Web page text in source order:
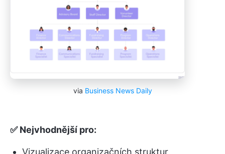
via Business News Daily
✅ Nejvhodnější pro:
Vizualizace organizačních struktur